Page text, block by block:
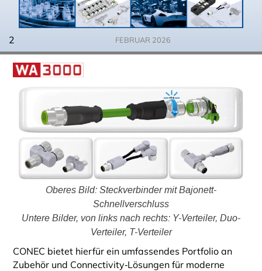
2 FEBRUAR 2026
Oberes Bild: Steckverbinder mit Bajonett-
Schnellverschluss
Untere Bilder, von links nach rechts: Y-Verteiler, Duo-
Verteiler, T-Verteiler
CONEC bietet hierfür ein umfassendes Portfolio an
Zubehör und Connectivity‑Lösungen für moderne